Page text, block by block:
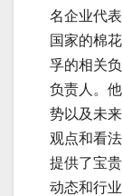
名企业代
国家的棉
孚的相关
负责人。
势以及未
观点和看
提供了宝
动态和行业